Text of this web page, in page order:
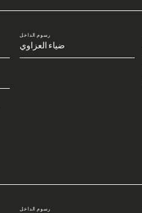
رسوم الداخل
ضياء العزاوي
رسوم الداخل